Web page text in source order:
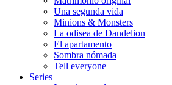
Una segunda vida
Minions & Monsters
La odisea de Dandelion
El apartamento
Sombra nómada
Tell everyone
Series